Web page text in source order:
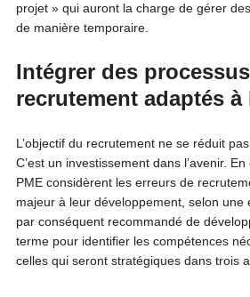
projet » qui auront la charge de gérer
de manière temporaire.
Intégrer des
recrutement adaptés
L’objectif du recrutement ne se réduit
C’est un investissement dans l’avenir.
PME considèrent les erreurs de
majeur à leur développement, selon une
par conséquent recommandé de
terme pour identifier les compétences
celles qui seront stratégiques dans trois